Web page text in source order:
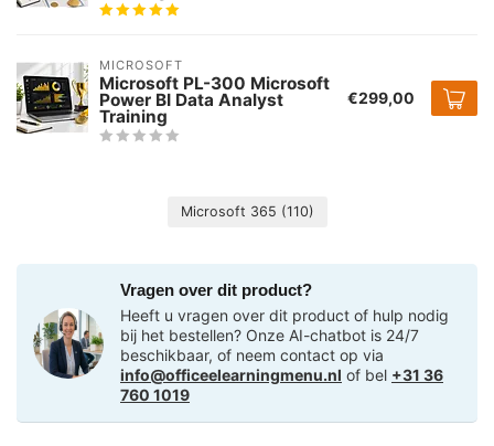
MICROSOFT
Microsoft PL-300 Microsoft
Power BI Data Analyst
Training
€299,00
Microsoft 365 (110)
Vragen over dit product?
Heeft u vragen over dit product of hulp nodig
bij het bestellen? Onze AI-chatbot is 24/7
beschikbaar, of neem contact op via
info@officeelearningmenu.nl of bel +31 36
760 1019